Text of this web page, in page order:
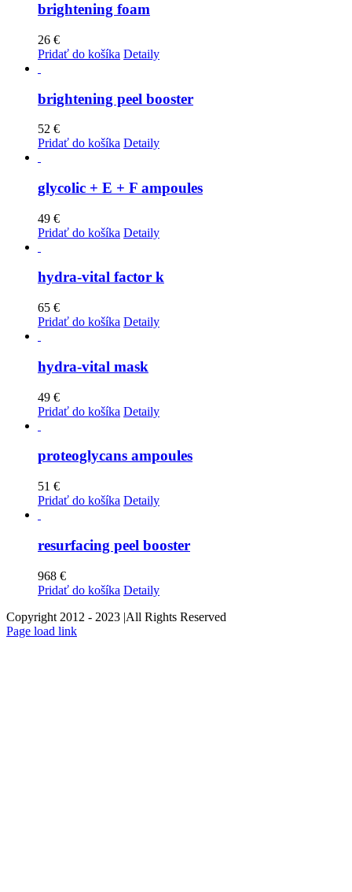
brightening foam
26 €
Pridať do košíka Detaily
brightening peel booster
52 €
Pridať do košíka Detaily
glycolic + E + F ampoules
49 €
Pridať do košíka Detaily
hydra-vital factor k
65 €
Pridať do košíka Detaily
hydra-vital mask
49 €
Pridať do košíka Detaily
proteoglycans ampoules
51 €
Pridať do košíka Detaily
resurfacing peel booster
968 €
Pridať do košíka Detaily
Copyright 2012 - 2023 |All Rights Reserved
Facebook
Instagram
Page load link